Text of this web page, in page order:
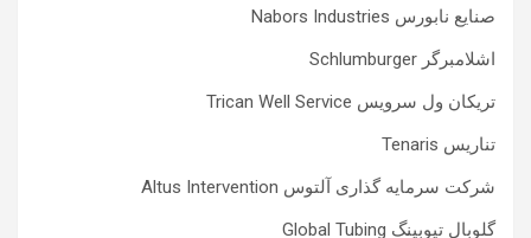
صنایع نابورس Nabors Industries
اشلامبرگر Schlumburger
تریکان ول سرویس Trican Well Service
تناریس Tenaris
شرکت سرمایه گذاری آلتوس Altus Intervention
گلوبال تیوبینگ Global Tubing